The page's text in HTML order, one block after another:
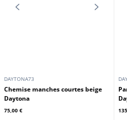
DAYTONA73
Blouson nylon aviateur homme
kaki Daytona 73
Parka longue en sherpa militaire